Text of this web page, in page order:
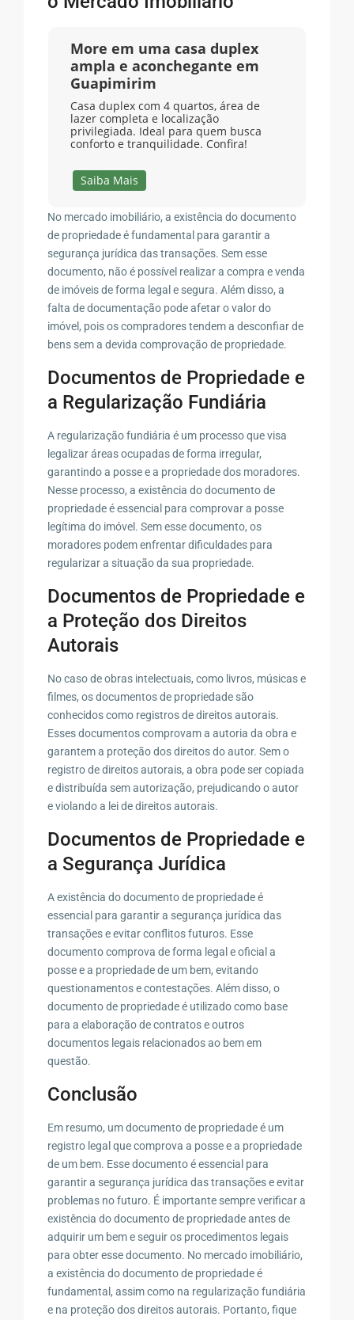
More em uma casa duplex
ampla e aconchegante em
Guapimirim
Casa duplex com 4 quartos, área de
lazer completa e localização
privilegiada. Ideal para quem busca
conforto e tranquilidade. Confira!
Saiba Mais
No mercado imobiliário, a existência do documento
de propriedade é fundamental para garantir a
segurança jurídica das transações. Sem esse
documento, não é possível realizar a compra e venda
de imóveis de forma legal e segura. Além disso, a
falta de documentação pode afetar o valor do
imóvel, pois os compradores tendem a desconfiar de
bens sem a devida comprovação de propriedade.
Documentos de Propriedade e
a Regularização Fundiária
A regularização fundiária é um processo que visa
legalizar áreas ocupadas de forma irregular,
garantindo a posse e a propriedade dos moradores.
Nesse processo, a existência do documento de
propriedade é essencial para comprovar a posse
legítima do imóvel. Sem esse documento, os
moradores podem enfrentar dificuldades para
regularizar a situação da sua propriedade.
Documentos de Propriedade e
a Proteção dos Direitos
Autorais
No caso de obras intelectuais, como livros, músicas e
filmes, os documentos de propriedade são
conhecidos como registros de direitos autorais.
Esses documentos comprovam a autoria da obra e
garantem a proteção dos direitos do autor. Sem o
registro de direitos autorais, a obra pode ser copiada
e distribuída sem autorização, prejudicando o autor
e violando a lei de direitos autorais.
Documentos de Propriedade e
a Segurança Jurídica
A existência do documento de propriedade é
essencial para garantir a segurança jurídica das
transações e evitar conflitos futuros. Esse
documento comprova de forma legal e oficial a
posse e a propriedade de um bem, evitando
questionamentos e contestações. Além disso, o
documento de propriedade é utilizado como base
para a elaboração de contratos e outros
documentos legais relacionados ao bem em
questão.
Conclusão
Em resumo, um documento de propriedade é um
registro legal que comprova a posse e a propriedade
de um bem. Esse documento é essencial para
garantir a segurança jurídica das transações e evitar
problemas no futuro. É importante sempre verificar a
existência do documento de propriedade antes de
adquirir um bem e seguir os procedimentos legais
para obter esse documento. No mercado imobiliário,
a existência do documento de propriedade é
fundamental, assim como na regularização fundiária
e na proteção dos direitos autorais. Portanto, fique